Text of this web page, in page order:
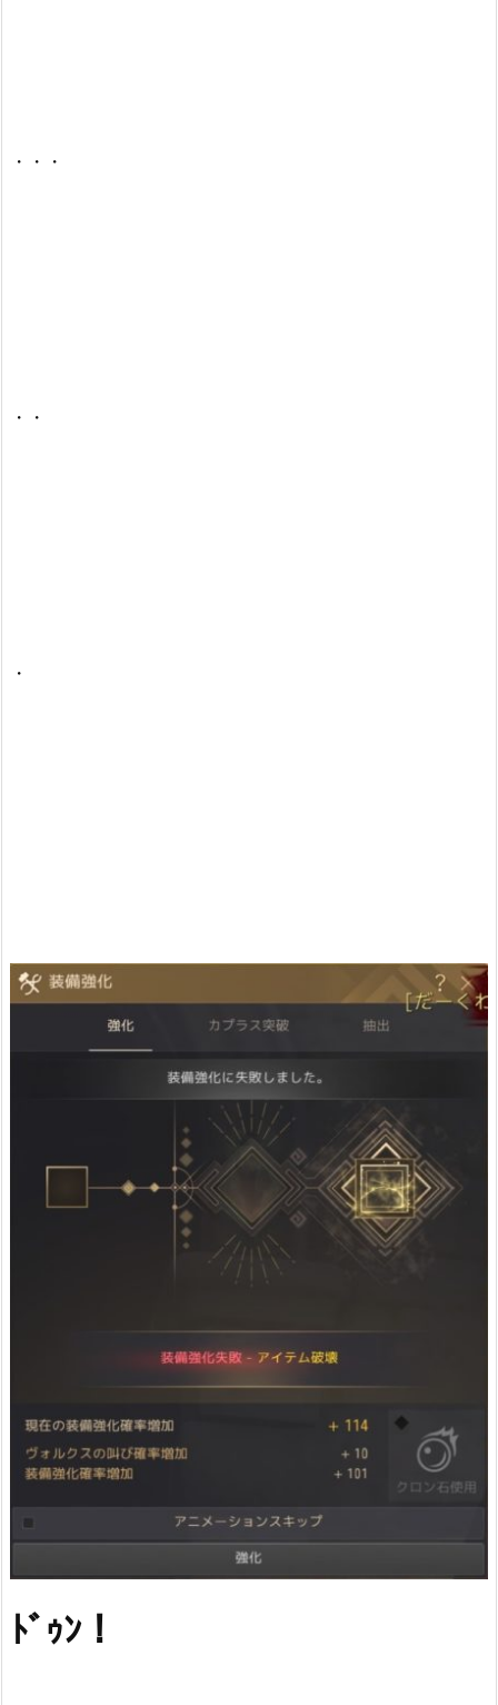
・・・
・・
・
ﾄﾞｩﾝ！